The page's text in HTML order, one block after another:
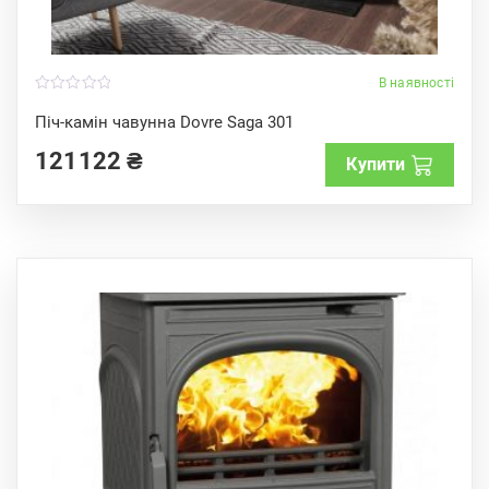
В наявності
Піч-камін чавунна Dovre Saga 301
o
u
o
121122₴ Купити